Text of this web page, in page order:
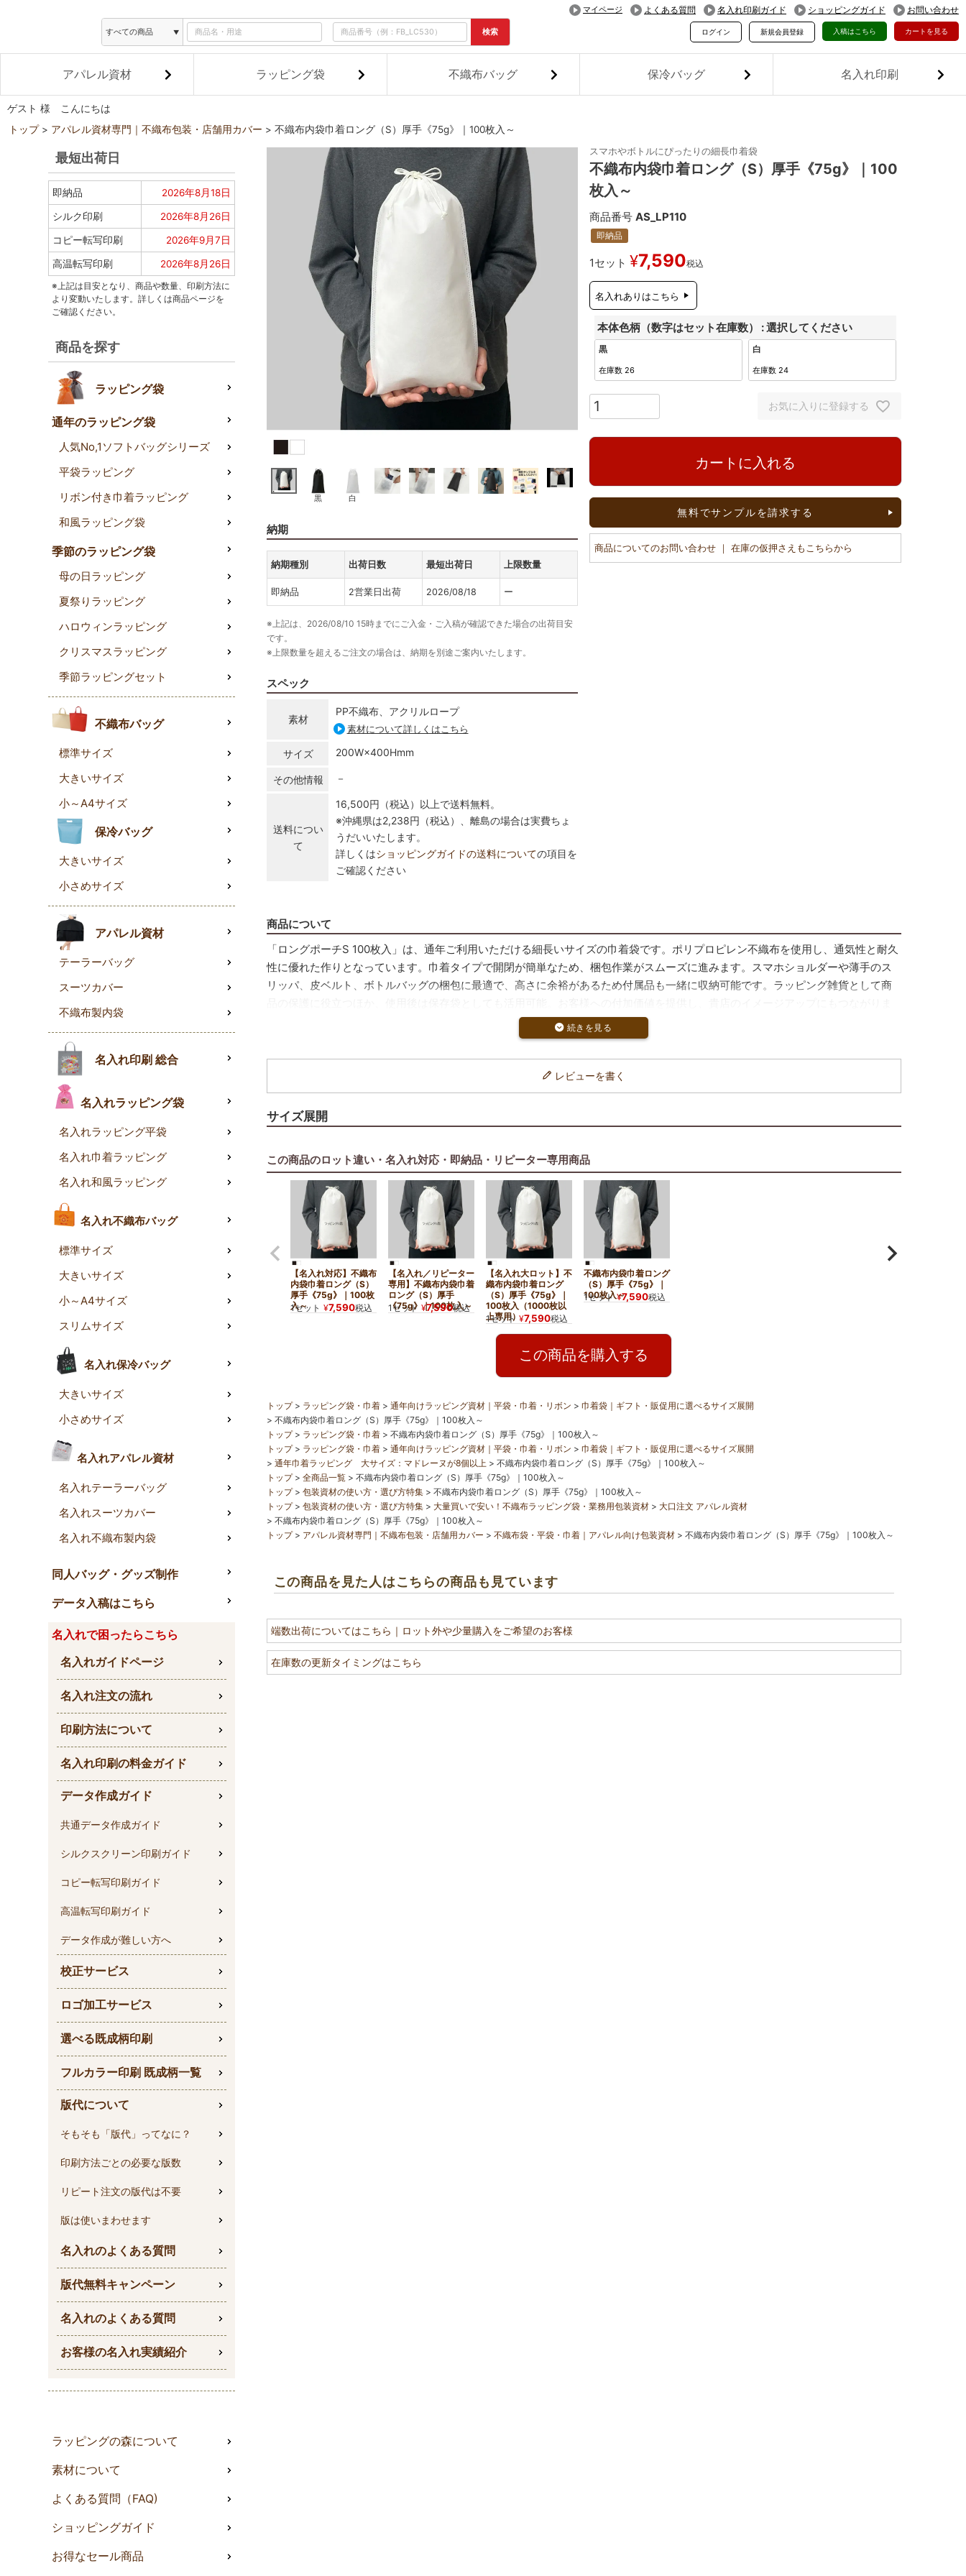
検索
マイページ よくある質問 名入れ印刷ガイド ショッピングガイド お問い合わせ
カートを見る
入稿はこちら
ログイン 新規会員登録
アパレル資材 ラッピング袋 不織布バッグ 保冷バッグ 名入れ印刷
ゲスト 様 こんにちは
トップ アパレル資材専門｜不織布包装・店舗用カバー 不織布内袋巾着ロング（S）厚手《75g》｜100枚入～
最短出荷日
即納品 2026年8月18日
シルク印刷 2026年8月26日
コピー転写印刷 2026年9月7日
高温転写印刷 2026年8月26日
※上記は目安となり、商品や数量、印刷方法に
より変動いたします。詳しくは商品ページを
ご確認ください。
商品を探す
ラッピング袋
通年のラッピング袋
人気No,1ソフトバッグシリーズ
平袋ラッピング
リボン付き巾着ラッピング
和風ラッピング袋
季節のラッピング袋
母の日ラッピング
夏祭りラッピング
ハロウィンラッピング
クリスマスラッピング
季節ラッピングセット
不織布バッグ
標準サイズ
大きいサイズ
小～A4サイズ
保冷バッグ
大きいサイズ
小さめサイズ
アパレル資材
テーラーバッグ
スーツカバー
不織布製内袋
名入れ印刷 総合
名入れラッピング袋
名入れラッピング平袋
名入れ巾着ラッピング
名入れ和風ラッピング
名入れ不織布バッグ
標準サイズ
大きいサイズ
小～A4サイズ
スリムサイズ
名入れ保冷バッグ
大きいサイズ
小さめサイズ
名入れアパレル資材
名入れテーラーバッグ
名入れスーツカバー
名入れ不織布製内袋
同人バッグ・グッズ制作
データ入稿はこちら
名入れで困ったらこちら
名入れガイドページ
名入れ注文の流れ
印刷方法について
名入れ印刷の料金ガイド
データ作成ガイド
共通データ作成ガイド
シルクスクリーン印刷ガイド
コピー転写印刷ガイド
高温転写印刷ガイド
データ作成が難しい方へ
校正サービス
ロゴ加工サービス
選べる既成柄印刷
フルカラー印刷 既成柄一覧
版代について
そもそも「版代」ってなに？
印刷方法ごとの必要な版数
リピート注文の版代は不要
版は使いまわせます
名入れのよくある質問
版代無料キャンペーン
名入れのよくある質問
お客様の名入れ実績紹介
ラッピングの森について
素材について
よくある質問（FAQ)
ショッピングガイド
お得なセール商品
黒 白
納期
納期種別 出荷日数 最短出荷日 上限数量
即納品 2営業日出荷 2026/08/18 ー
※上記は、2026/08/10 15時までにご入金・ご入稿が確認できた場合の出荷目安
です。
※上限数量を超えるご注文の場合は、納期を別途ご案内いたします。
スペック
素材
PP不織布、アクリルロープ
素材について詳しくはこちら
サイズ 200W×400Hmm
その他情報 －
送料につい
て
16,500円（税込）以上で送料無料。
※沖縄県は2,238円（税込）、離島の場合は実費ちょ
うだいいたします。
詳しくはショッピングガイドの送料についての項目を
ご確認ください
スマホやボトルにぴったりの細長巾着袋
不織布内袋巾着ロング（S）厚手《75g》｜100
枚入～
商品番号 AS_LP110
即納品
1セット ¥7,590税込
名入れありはこちら
本体色柄（数字はセット在庫数） 選択してください
黒
在庫数 26
白
在庫数 24
お気に入りに登録する
カートに入れる
無料でサンプルを請求する
商品についてのお問い合わせ ｜ 在庫の仮押さえもこちらから
商品について
「ロングポーチS 100枚入」は、通年ご利用いただける細長いサイズの巾着袋です。ポリプロピレン不織布を使用し、通気性と耐久
性に優れた作りとなっています。巾着タイプで開閉が簡単なため、梱包作業がスムーズに進みます。スマホショルダーや薄手のス
リッパ、皮ベルト、ボトルバッグの梱包に最適で、高さに余裕があるため付属品も一緒に収納可能です。ラッピング雑貨として商
レビューを書く
サイズ展開
この商品のロット違い・名入れ対応・即納品・リピーター専用商品
【名入れ対応】不織布
内袋巾着ロング（S）
厚手《75g》｜100枚
入～
1セット ¥7,590税込
【名入れ／リピーター
専用】不織布内袋巾着
ロング（S）厚手
《75g》｜100枚入～
1セット ¥7,590税込
【名入れ大ロット】不
織布内袋巾着ロング
（S）厚手《75g》｜
100枚入（1000枚以
上専用）
1セット ¥7,590税込
不織布内袋巾着ロング
（S）厚手《75g》｜
100枚入～
1セット ¥7,590税込
この商品を購入する
トップ ラッピング袋・巾着 通年向けラッピング資材｜平袋・巾着・リボン
巾着袋｜ギフト・販促用に選べるサイズ展開
不織布内袋巾着ロング（S）厚手《75g》｜100枚入～
トップ
ラッピング袋・巾着
不織布内袋巾着ロング（S）厚手《75g》｜100枚入～
トップ
ラッピング袋・巾着 通年向けラッピング資材｜平袋・巾着・リボン
巾着袋｜ギフト・販促用に選べるサイズ展開
通年巾着ラッピング 大サイズ：マドレーヌが8個以上
不織布内袋巾着ロング（S）厚手《75g》｜100枚入～
トップ
全商品一覧
不織布内袋巾着ロング（S）厚手《75g》｜100枚入～
トップ
包装資材の使い方・選び方特集
不織布内袋巾着ロング（S）厚手《75g》｜100枚入～
トップ
包装資材の使い方・選び方特集 大量買いで安い！不織布ラッピング袋・業務用包装資材
大口注文 アパレル資材
不織布内袋巾着ロング（S）厚手《75g》｜100枚入～
トップ
アパレル資材専門｜不織布包装・店舗用カバー 不織布袋・平袋・巾着｜アパレル向け包装資材 不織布内袋巾着ロング（S）厚手《75g》｜100枚入～
この商品を見た人はこちらの商品も見ています
端数出荷についてはこちら ｜ロット外や少量購入をご希望のお客様
在庫数の更新タイミングはこちら